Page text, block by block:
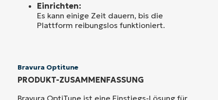
Einrichten:
Es kann einige Zeit dauern, bis die
Plattform reibungslos funktioniert.
Bravura Optitune
PRODUKT-ZUSAMMENFASSUNG
Bravura OptiTune ist eine Einstiegs-Lösung für